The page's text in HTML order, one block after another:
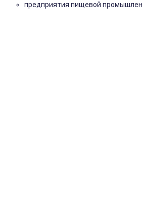
предприятия пищевой